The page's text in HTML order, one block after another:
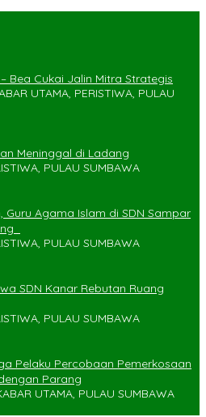
Bea Cukai Jalin Mitra Strategis
UTAMA, PERISTIWA, PULAU
Meninggal di Ladang
PULAU SUMBAWA
Guru Agama Islam di SDN Sampar
PULAU SUMBAWA
SDN Kanar Rebutan Ruang
PULAU SUMBAWA
Pelaku Percobaan Pemerkosaan
Parang
UTAMA, PULAU SUMBAWA